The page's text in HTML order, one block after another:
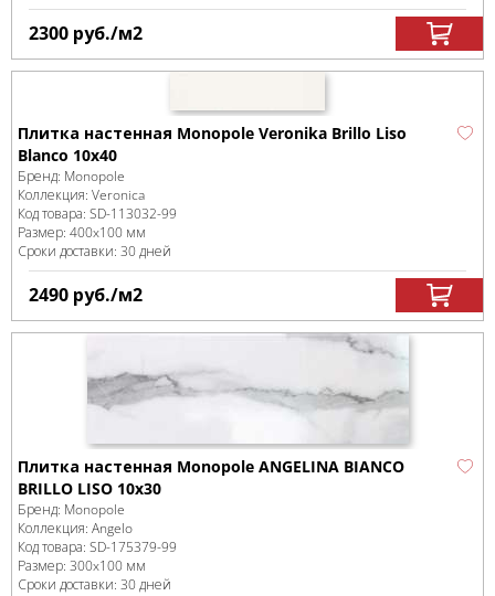
2300 руб./м2
Плитка настенная Monopole Veronika Brillo Liso
Blanco 10x40
Бренд: Monopole
Коллекция: Veronica
Код товара: SD-113032-99
Размер: 400x100 мм
Сроки доставки: 30 дней
2490 руб./м2
Плитка настенная Monopole ANGELINA BIANCO
BRILLO LISO 10x30
Бренд: Monopole
Коллекция: Angelo
Код товара: SD-175379-99
Размер: 300x100 мм
Сроки доставки: 30 дней